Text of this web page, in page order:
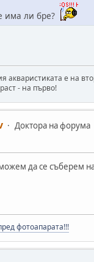
има ли бре?
акваристиката е на
- на първо!
Доктора на форума
да се съберем
фотоапарата!!!